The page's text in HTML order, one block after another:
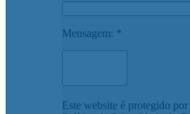
Mensagem: *
Este website é protegido